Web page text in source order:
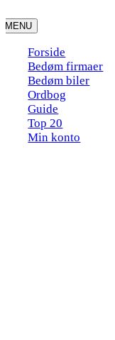
to
content
MENU
Forside
Bedøm firmaer
Bedøm biler
Ordbog
Guide
Top 20
Min konto